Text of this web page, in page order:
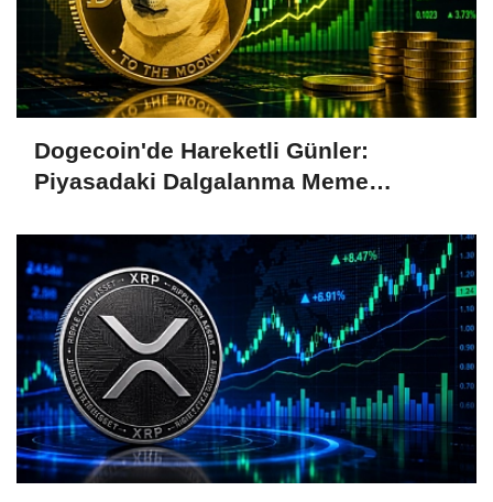
Dogecoin'de Hareketli Günler:
Piyasadaki Dalgalanma Meme